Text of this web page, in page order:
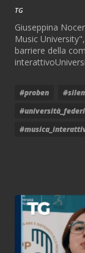
TG
Giuseppina
Music
barriere della
#proben